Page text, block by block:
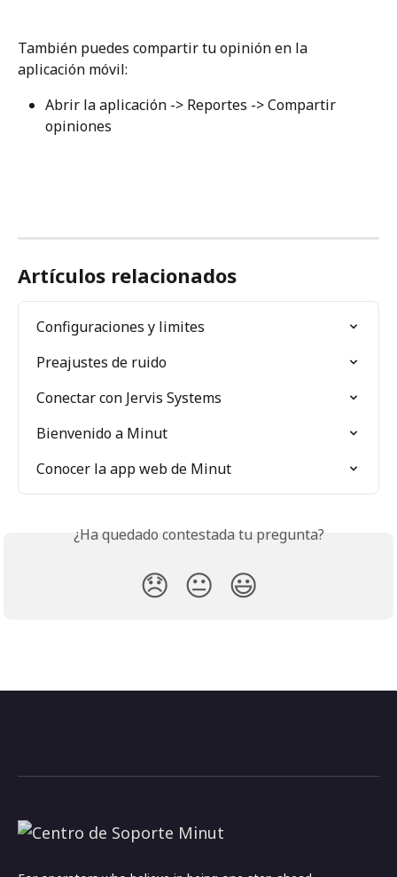
También puedes compartir tu opinión en la
aplicación móvil:
Abrir la aplicación -> Reportes -> Compartir
opiniones
Artículos relacionados
Configuraciones y limites
Preajustes de ruido
Conectar con Jervis Systems
Bienvenido a Minut
Conocer la app web de Minut
¿Ha quedado contestada tu pregunta?
😞 😐 😃